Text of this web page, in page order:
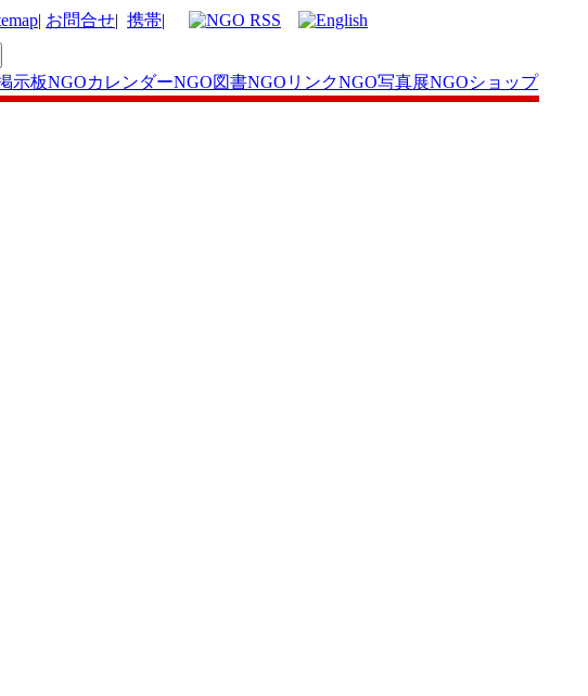
| お問合せ| 携帯|
示板NGOカレンダーNGO図書NGOリンクNGO写真展NGOショップ